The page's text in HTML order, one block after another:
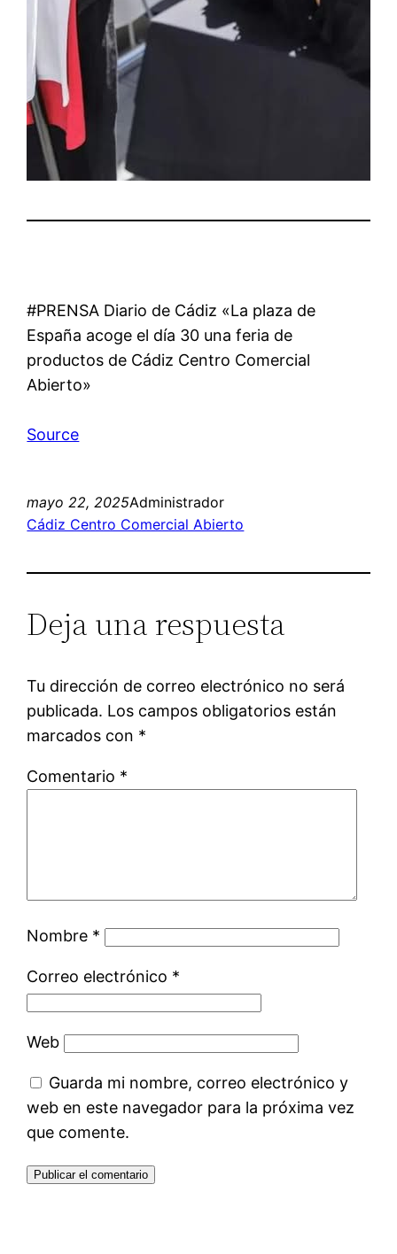
#PRENSA Diario de Cádiz «La plaza de
España acoge el día 30 una feria de
productos de Cádiz Centro Comercial
Abierto»
Source
mayo 22, 2025Administrador
Cádiz Centro Comercial Abierto
Deja una respuesta
Tu dirección de correo electrónico no será
publicada. Los campos obligatorios están
marcados con *
Comentario *
Nombre *
Correo electrónico *
Web
Guarda mi nombre, correo electrónico y
web en este navegador para la próxima vez
que comente.